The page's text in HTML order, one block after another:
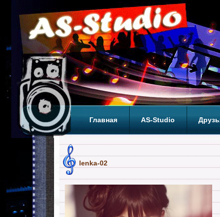
Главная AS-Studio
lenka-02